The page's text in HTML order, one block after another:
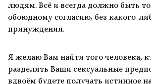
людям. Всё и всегда должно быть
обоюдному согласию, без какого-
принуждения.
Я желаю Вам найти того человека,
разделять Ваши сексуальные
вдвоём будете получать истинное